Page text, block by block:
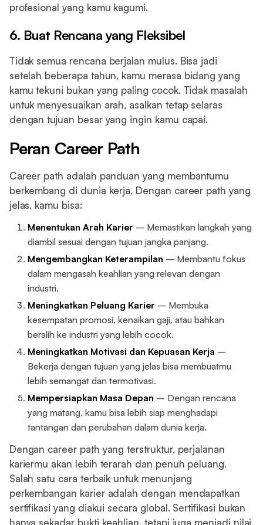
profesional yang kamu kagumi.
6. Buat Rencana yang Fleksibel
Tidak semua rencana berjalan mulus. Bisa jadi
setelah beberapa tahun, kamu merasa bidang yang
kamu tekuni bukan yang paling cocok. Tidak masalah
untuk menyesuaikan arah, asalkan tetap selaras
dengan tujuan besar yang ingin kamu capai.
Peran Career Path
Career path adalah panduan yang membantumu
berkembang di dunia kerja. Dengan career path yang
jelas, kamu bisa:
Menentukan Arah Karier – Memastikan langkah yang
diambil sesuai dengan tujuan jangka panjang.
Mengembangkan Keterampilan – Membantu fokus
dalam mengasah keahlian yang relevan dengan
industri.
Meningkatkan Peluang Karier – Membuka
kesempatan promosi, kenaikan gaji, atau bahkan
beralih ke industri yang lebih cocok.
Meningkatkan Motivasi dan Kepuasan Kerja –
Bekerja dengan tujuan yang jelas bisa membuatmu
lebih semangat dan termotivasi.
Mempersiapkan Masa Depan – Dengan rencana
yang matang, kamu bisa lebih siap menghadapi
tantangan dan perubahan dalam dunia kerja.
Dengan career path yang terstruktur, perjalanan
kariermu akan lebih terarah dan penuh peluang.
Salah satu cara terbaik untuk menunjang
perkembangan karier adalah dengan mendapatkan
sertifikasi yang diakui secara global. Sertifikasi bukan
hanya sekadar bukti keahlian, tetapi juga menjadi nilai